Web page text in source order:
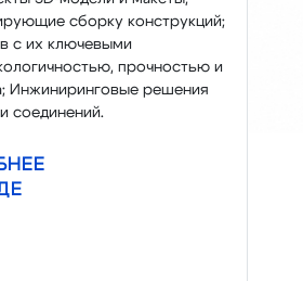
сборку конструкций;
с их ключевыми
прочностью и
Инжиниринговые решения
соединений.